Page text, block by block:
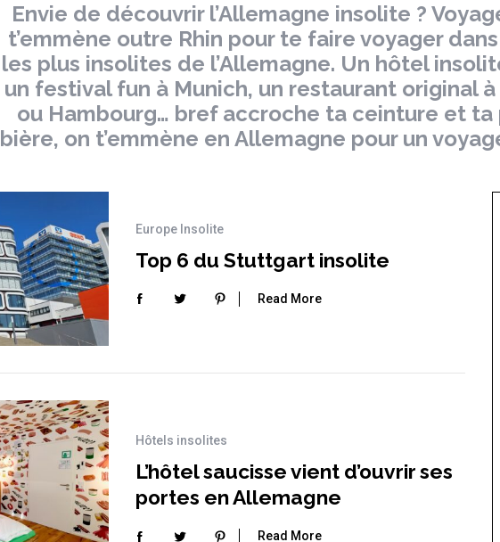
Envie de découvrir l’Allemagne insolite ?
t’emmène outre Rhin pour te faire voyager
les plus insolites de l’Allemagne. Un hôtel
un festival fun à Munich, un restaurant original
ou Hambourg… bref accroche ta ceinture et ta
bière, on t’emmène en Allemagne pour un
Europe Insolite
Top 6 du Stuttgart insolite
Read More
Hôtels insolites
L’hôtel saucisse vient d’ouvrir ses
portes en Allemagne
Read More